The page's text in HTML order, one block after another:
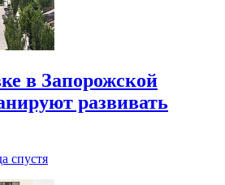
в Запорожской
развивать
спустя